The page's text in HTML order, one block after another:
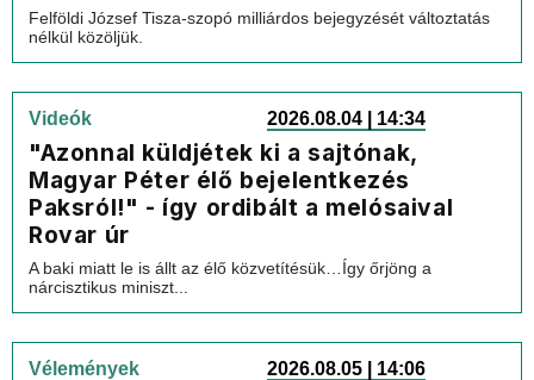
Felföldi József Tisza-szopó milliárdos bejegyzését változtatás
nélkül közöljük.
Videók 2026.08.04 | 14:34
"Azonnal küldjétek ki a sajtónak,
Magyar Péter élő bejelentkezés
Paksról!" - így ordibált a melósaival
Rovar úr
A baki miatt le is állt az élő közvetítésük…Így őrjöng a
nárcisztikus miniszt...
Vélemények 2026.08.05 | 14:06